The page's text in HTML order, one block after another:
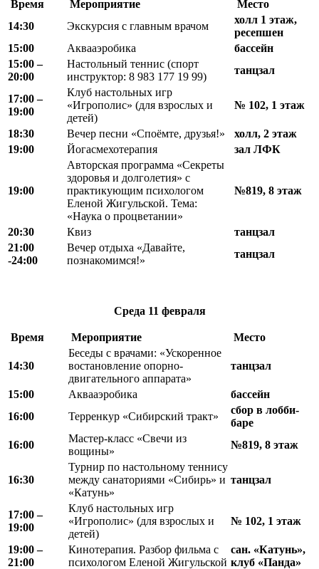
Время Мероприятие
Место
14:30
Экскурсия с главным врачом
холл 1 этаж,
ресепшен
15:00
Аквааэробика
бассейн
15:00 –
20:00
Настольный теннис (спорт
инструктор: 8 983 177 19 99)
танцзал
17:00 –
19:00
Клуб настольных игр
«Игрополис» (для взрослых и
детей)
№ 102, 1 этаж
18:30 Вечер песни «Споёмте, друзья!»
холл, 2 этаж
19:00
Йогасмехотерапия зал ЛФК
19:00
Авторская программа «Секреты
здоровья и долголетия» с
практикующим психологом
Еленой Жигульской. Тема:
«Наука о процветании»
№819, 8 этаж
20:30 Квиз
танцзал
21:00
-24:00
Вечер отдыха «Давайте,
познакомимся!»
танцзал
Среда 11 февраля
Время Мероприятие Место
14:30
Беседы с врачами: «Ускоренное
востановление опорно-
двигательного аппарата»
танцзал
15:00 Аквааэробика
бассейн
16:00
Терренкур «Сибирский тракт»
сбор в лобби-
баре
16:00
Мастер-класс «Свечи из
вощины»
№819, 8 этаж
16:30
Турнир по настольному теннису
между санаториями «Сибирь» и
«Катунь»
танцзал
17:00 –
19:00
Клуб настольных игр
«Игрополис» (для взрослых и
детей)
№ 102, 1 этаж
19:00 –
21:00
Кинотерапия. Разбор фильма с
психологом Еленой Жигульской
сан. «Катунь»,
клуб «Панда»